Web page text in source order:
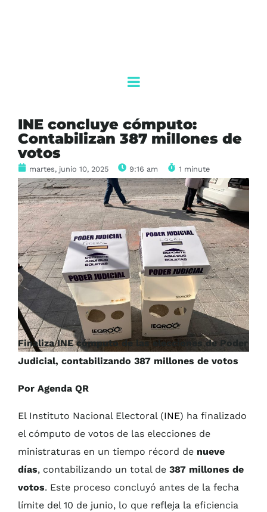
INE concluye cómputo:
Contabilizan 387 millones de
votos
martes, junio 10, 2025 9:16 am 1 minute
Finaliza INE cómputo de las elecciones de Poder
Judicial, contabilizando 387 millones de votos
Por Agenda QR
El Instituto Nacional Electoral (INE) ha finalizado
el cómputo de votos de las elecciones de
ministraturas en un tiempo récord de nueve
días, contabilizando un total de 387 millones de
votos. Este proceso concluyó antes de la fecha
límite del 10 de junio, lo que refleja la eficiencia